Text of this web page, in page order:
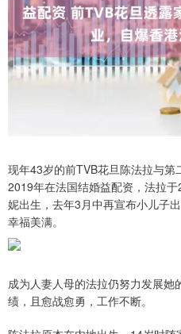
现年43岁的前TVB花旦陈法拉与
2019年在法国结婚益配资，法拉
妮出生，去年3月中再宣布小儿子
幸福美满。
成为人妻人母的法拉仍努力发展
绩，且愈战愈勇，工作不断。